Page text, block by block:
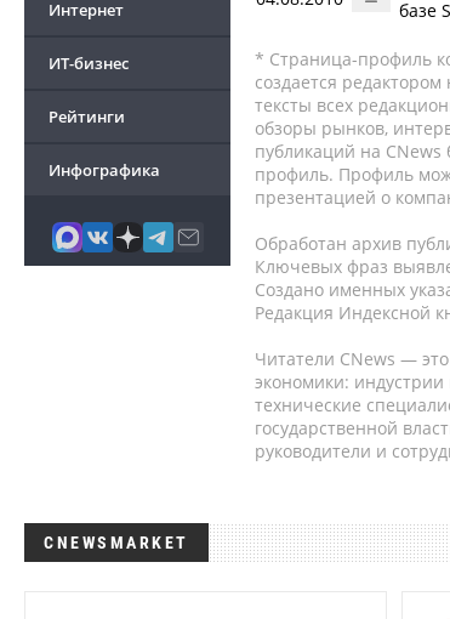
Интернет
ИТ-бизнес
Рейтинги
Инфографика
базе
* Страница-профиль
создается
тексты всех
обзоры рынков,
публикаций на
профиль. Профиль
презентацией о
Обработан архив
Ключевых фраз
Создано именных
Редакция Индексной
Читатели CNews —
экономики:
технические
государственной
руководители и
CNEWSMARKET